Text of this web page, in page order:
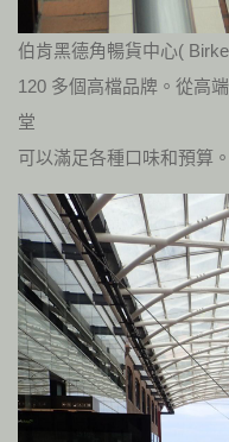
伯肯黑德角暢貨中心(
120 多個高檔品牌。從高
堂
可以滿足各種口味和預算。